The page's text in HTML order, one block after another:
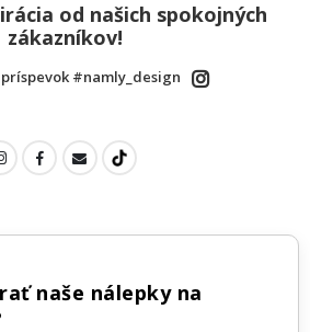
od našich spokojných
zákazníkov!
#namly_design
naše nálepky na